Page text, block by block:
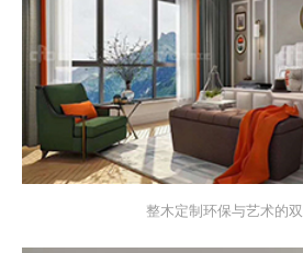
整木定制环保与艺术的